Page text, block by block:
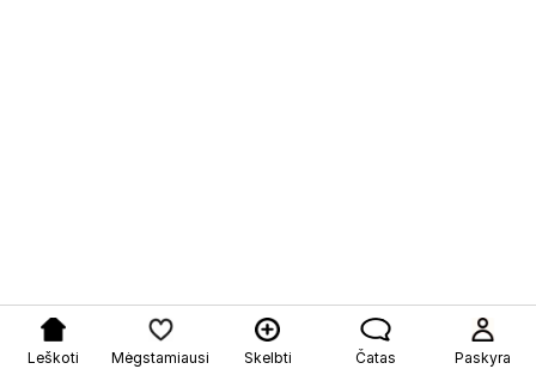
Leškoti Mėgstamiausi Skelbti Čatas Paskyra